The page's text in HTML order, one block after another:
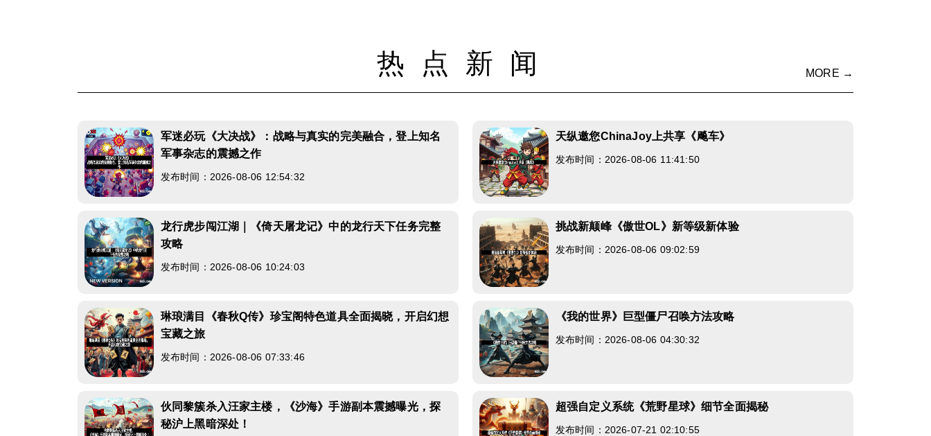
热点新闻 MORE →
军迷必玩《大决战》：战略与真实的完美融合，登上知名
军事杂志的震撼之作
发布时间：2026-08-06 12:54:32
天纵邀您ChinaJoy上共享《飚车》
发布时间：2026-08-06 11:41:50
龙行虎步闯江湖｜《倚天屠龙记》中的龙行天下任务完整
攻略
发布时间：2026-08-06 10:24:03
挑战新颠峰《傲世OL》新等级新体验
发布时间：2026-08-06 09:02:59
琳琅满目《春秋Q传》珍宝阁特色道具全面揭晓，开启幻想
宝藏之旅
发布时间：2026-08-06 07:33:46
《我的世界》巨型僵尸召唤方法攻略
发布时间：2026-08-06 04:30:32
伙同黎簇杀入汪家主楼，《沙海》手游副本震撼曝光，探
秘沪上黑暗深处！
超强自定义系统《荒野星球》细节全面揭秘
发布时间：2026-07-21 02:10:55